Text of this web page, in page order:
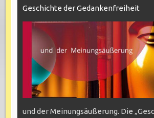
Geschichte der Gedankenfreiheit
und der Meinungsäußerung. Die